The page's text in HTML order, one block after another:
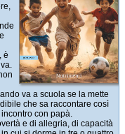
è
va a scuola se la mette
che sa raccontare così
con papà.
e di allegria, di capacità